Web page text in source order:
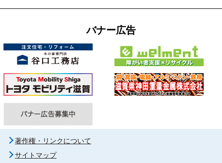
バナー広告
著作権・リンクについて
サイトマップ